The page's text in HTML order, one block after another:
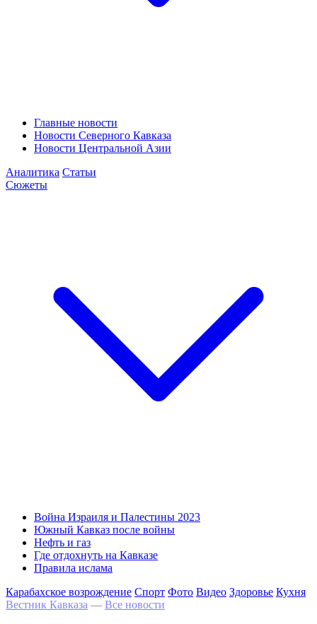
Главные новости
Новости Северного Кавказа
Новости Центральной Азии
Аналитика Статьи
Сюжеты
Война Израиля и Палестины 2023
Южный Кавказ после войны
Нефть и газ
Где отдохнуть на Кавказе
Правила ислама
Карабахское возрождение Спорт Фото Видео Здоровье Кухня
Вестник Кавказа — Все новости